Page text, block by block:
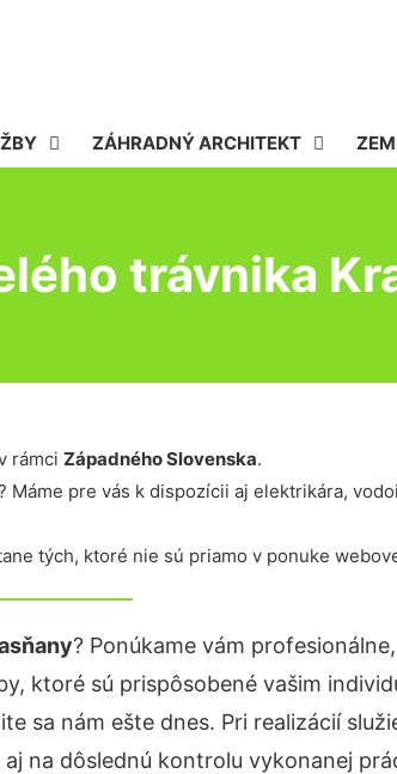
ZÁHRADNÝ ARCHITEKT
trávnika
rámci Západného Slovenska.
pre vás k dispozícii aj elektrikára,
tých, ktoré nie sú priamo v ponuke
? Ponúkame vám
ktoré sú prispôsobené vašim
sa nám ešte dnes. Pri realizácií
na dôslednú kontrolu vykonanej